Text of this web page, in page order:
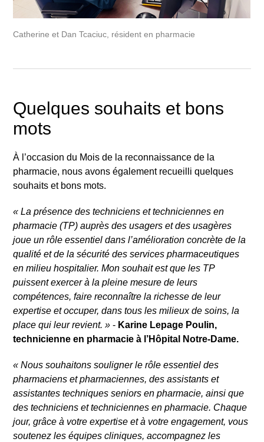
Catherine et Dan Tcaciuc, résident en pharmacie
Quelques souhaits et bons
mots
À l’occasion du Mois de la reconnaissance de la
pharmacie, nous avons également recueilli quelques
souhaits et bons mots.
« La présence des techniciens et techniciennes en
pharmacie (TP) auprès des usagers et des usagères
joue un rôle essentiel dans l’amélioration concrète de la
qualité et de la sécurité des services pharmaceutiques
en milieu hospitalier. Mon souhait est que les TP
puissent exercer à la pleine mesure de leurs
compétences, faire reconnaître la richesse de leur
expertise et occuper, dans tous les milieux de soins, la
place qui leur revient. » - Karine Lepage Poulin,
technicienne en pharmacie à l’Hôpital Notre-Dame.
« Nous souhaitons souligner le rôle essentiel des
pharmaciens et pharmaciennes, des assistants et
assistantes techniques seniors en pharmacie, ainsi que
des techniciens et techniciennes en pharmacie. Chaque
jour, grâce à votre expertise et à votre engagement, vous
soutenez les équipes cliniques, accompagnez les